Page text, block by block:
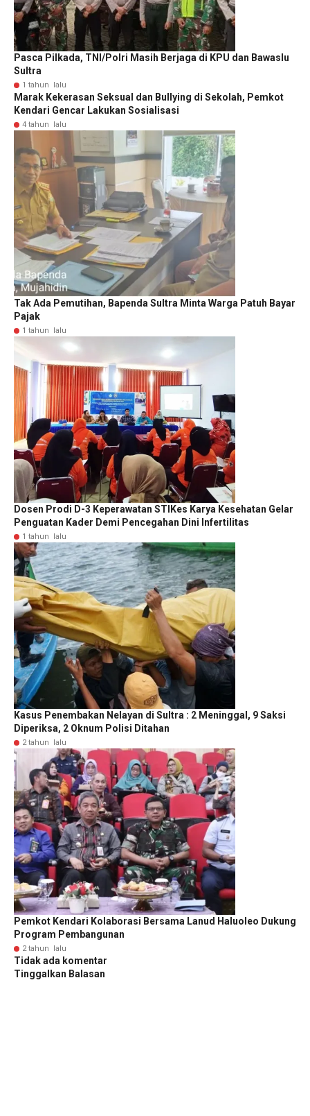
Pasca Pilkada, TNI/Polri Masih Berjaga di KPU dan Bawaslu
Sultra
1 tahun lalu
Marak Kekerasan Seksual dan Bullying di Sekolah, Pemkot
Kendari Gencar Lakukan Sosialisasi
4 tahun lalu
Tak Ada Pemutihan, Bapenda Sultra Minta Warga Patuh Bayar
Pajak
1 tahun lalu
Dosen Prodi D-3 Keperawatan STIKes Karya Kesehatan Gelar
Penguatan Kader Demi Pencegahan Dini Infertilitas
1 tahun lalu
Kasus Penembakan Nelayan di Sultra : 2 Meninggal, 9 Saksi
Diperiksa, 2 Oknum Polisi Ditahan
2 tahun lalu
Pemkot Kendari Kolaborasi Bersama Lanud Haluoleo Dukung
Program Pembangunan
2 tahun lalu
Tidak ada komentar
Tinggalkan Balasan